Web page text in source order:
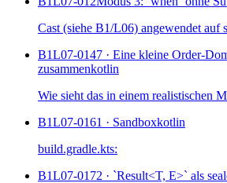
Cast (siehe B1/L06) angewendet auf
B1L07-0147 · Eine kleine Order-
zusammenkotlin
Wie sieht das in einem realistischen
B1L07-0161 · Sandboxkotlin
build.gradle.kts:
B1L07-0172 · `Result<T, E>` als